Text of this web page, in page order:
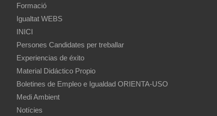
Formació
Igualtat WEBS
INICI
Persones Candidates per treballar
Experiencias de éxito
Material Didáctico Propio
Boletines de Empleo e Igualdad ORIENTA-USO
Medi Ambient
Notícies